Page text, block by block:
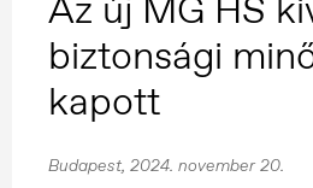
biztonsági
kapott
Budapest, 2024. november 20.